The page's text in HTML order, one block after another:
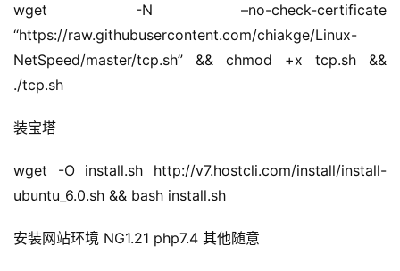
wget -N –no-check-certificate
“https://raw.githubusercontent.com/chiakge/Linux-
NetSpeed/master/tcp.sh” && chmod +x tcp.sh &&
./tcp.sh
装宝塔
wget -O install.sh http://v7.hostcli.com/install/install-
ubuntu_6.0.sh && bash install.sh
安装网站环境 NG1.21 php7.4 其他随意